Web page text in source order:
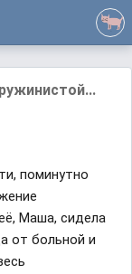
поминутно
Маша, сидела
от больной и